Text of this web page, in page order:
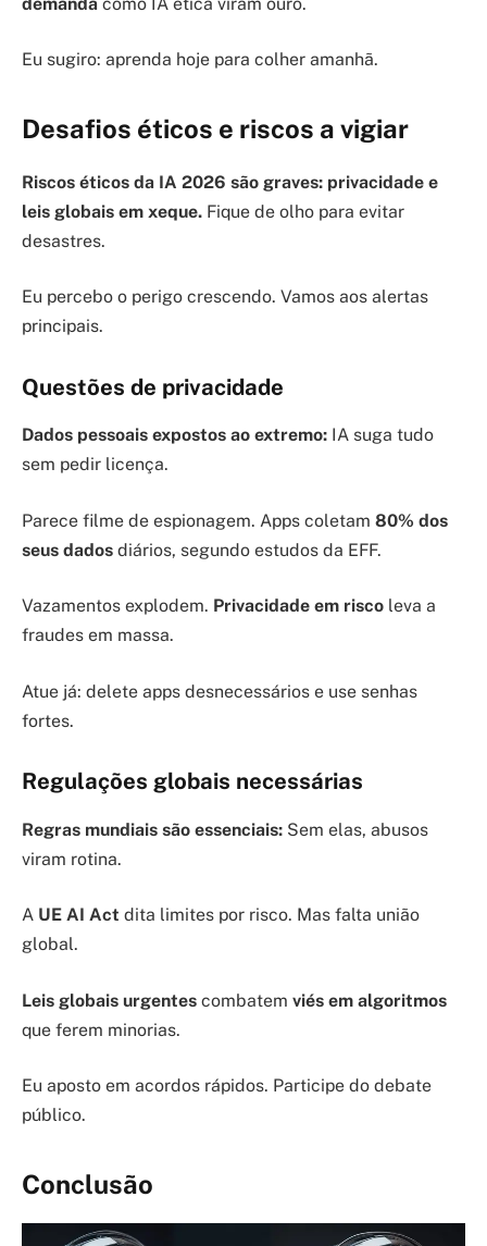
Eu sugiro: aprenda hoje para colher amanhã.
Desafios éticos e riscos a vigiar
Riscos éticos da IA 2026 são graves: privacidade e
leis globais em xeque. Fique de olho para evitar
desastres.
Eu percebo o perigo crescendo. Vamos aos alertas
principais.
Questões de privacidade
Dados pessoais expostos ao extremo: IA suga tudo
sem pedir licença.
Parece filme de espionagem. Apps coletam 80% dos
seus dados diários, segundo estudos da EFF.
Vazamentos explodem. Privacidade em risco leva a
fraudes em massa.
Atue já: delete apps desnecessários e use senhas
fortes.
Regulações globais necessárias
Regras mundiais são essenciais: Sem elas, abusos
viram rotina.
A UE AI Act dita limites por risco. Mas falta união
global.
Leis globais urgentes combatem viés em algoritmos
que ferem minorias.
Eu aposto em acordos rápidos. Participe do debate
público.
Conclusão